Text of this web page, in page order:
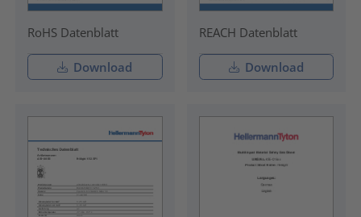
RoHS Datenblatt
Download
REACH Datenblatt
Download